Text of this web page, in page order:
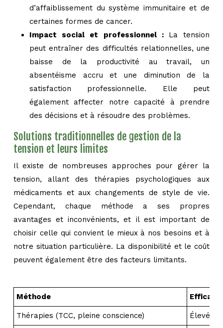
d’affaiblissement du système immunitaire et de
certaines formes de cancer.
Impact social et professionnel : La tension
peut entraîner des difficultés relationnelles, une
baisse de la productivité au travail, un
absentéisme accru et une diminution de la
satisfaction professionnelle. Elle peut
également affecter notre capacité à prendre
des décisions et à résoudre des problèmes.
Solutions traditionnelles de gestion de la
tension et leurs limites
Il existe de nombreuses approches pour gérer la
tension, allant des thérapies psychologiques aux
médicaments et aux changements de style de vie.
Cependant, chaque méthode a ses propres
avantages et inconvénients, et il est important de
choisir celle qui convient le mieux à nos besoins et à
notre situation particulière. La disponibilité et le coût
peuvent également être des facteurs limitants.
Méthode
Thérapies (TCC, pleine conscience) Élevée